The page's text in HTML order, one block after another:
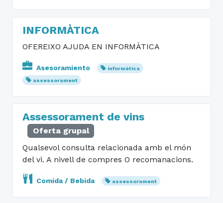
INFORMÀTICA
OFEREIXO AJUDA EN INFORMÀTICA
Asesoramiento
informàtica
assessorament
Assessorament de vins
Oferta grupal
Qualsevol consulta relacionada amb el món
del vi. A nivell de compres O recomanacions.
Comida / Bebida assessorament